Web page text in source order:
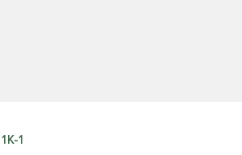
1К-1